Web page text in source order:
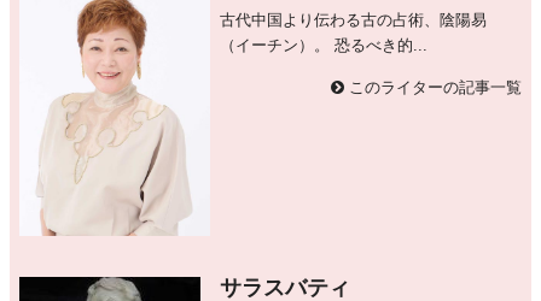
古代中国より伝わる古の占術、陰陽易
（イーチン）。 恐るべき的...
このライターの記事一覧
サラスバティ